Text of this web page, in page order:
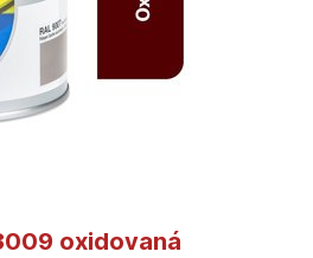
oxidovaná